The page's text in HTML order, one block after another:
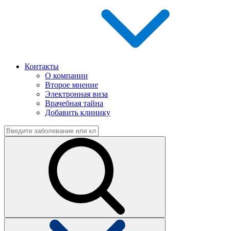
Контакты
О компании
Второе мнение
Электронная виза
Врачебная тайна
Добавить клинику